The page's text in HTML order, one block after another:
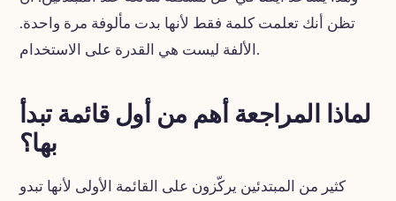
تظن أنك تعلمت كلمة فقط لأنها بدت مألوفة مرة واحدة.
الألفة ليست هي القدرة على الاستخدام.
لماذا المراجعة أهم من أول قائمة تبدأ
بها؟
كثير من المبتدئين يركّزون على القائمة الأولى لأنها تبدو